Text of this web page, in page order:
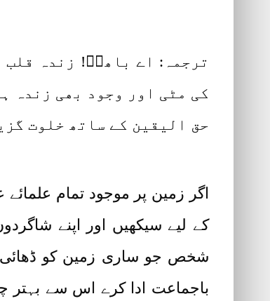
ترجمہ: اے باھوؒ! زندہ قلب
کی مٹی اور وجود بھی زندہ
حق الیقین کے ساتھ خلوت
اگر زمین پر موجود تمام
کے لیے سیکھیں اور اپنے
شخص جو ساری زمین کو ڈھائی
باجماعت ادا کرے اس سے